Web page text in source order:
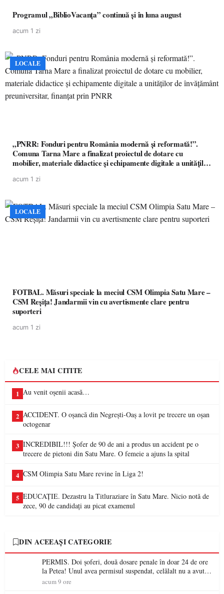
Programul „BiblioVacanța” continuă și în luna august
acum 1 zi
LOCALE
„PNRR: Fonduri pentru România modernă și reformată!”.
Comuna Tarna Mare a finalizat proiectul de dotare cu
mobilier, materiale didactice și echipamente digitale a unităților
acum 1 zi
LOCALE
FOTBAL. Măsuri speciale la meciul CSM Olimpia Satu Mare –
CSM Reșița! Jandarmii vin cu avertismente clare pentru
suporteri
acum 1 zi
CELE MAI CITITE
1 Au venit oșenii acasă…
2 ACCIDENT. O oșancă din Negrești-Oaș a lovit pe trecere un oșan
octogenar
3 INCREDIBIL!!! Șofer de 90 de ani a produs un accident pe o
trecere de pietoni din Satu Mare. O femeie a ajuns la spital
4 CSM Olimpia Satu Mare revine în Liga 2!
5 EDUCAȚIE. Dezastru la Titluraziare în Satu Mare. Nicio notă de
zece, 90 de candidați au picat examenul
DIN ACEEAȘI CATEGORIE
PERMIS. Doi șoferi, două dosare penale în doar 24 de ore
la Petea! Unul avea permisul suspendat, celălalt nu a avut
niciodată permis
acum 9 ore